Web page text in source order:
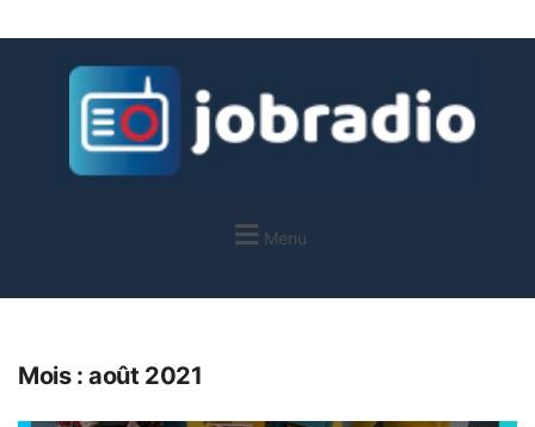
Menu
Mois :août 2021